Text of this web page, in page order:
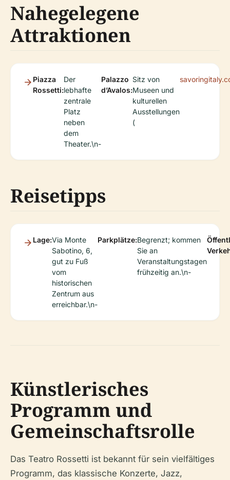
Nahegelegene
Attraktionen
Piazza
Rossetti:
Der
lebhafte
zentrale
Platz
neben
dem
Theater.\n-
Palazzo
d’Avalos:
Sitz von
Museen und
kulturellen
Ausstellungen
(
Reisetipps
Lage:Via Monte
Sabotino, 6,
gut zu Fuß
vom
historischen
Zentrum aus
erreichbar.\n-
Parkplätze:Begrenzt; kommen
Sie an
Veranstaltungstagen
frühzeitig an.\n-
Künstlerisches
Programm und
Gemeinschaftsrolle
Das Teatro Rossetti ist bekannt für sein vielfältiges
Programm, das klassische Konzerte, Jazz,